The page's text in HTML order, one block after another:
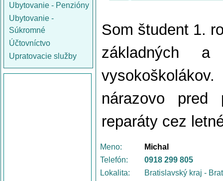
Ubytovanie - Penzióny
Ubytovanie -
Súkromné
Účtovníctvo
Upratovacie služby
Som študent 1.
základných
nárazovo
reparáty cez
Meno:
Michal
Telefón:
0918 299 805
Lokalita:
Bratislavský kraj -